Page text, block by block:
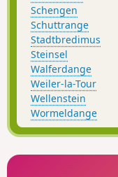
Schengen
Schuttrange
Stadtbredimus
Steinsel
Walferdange
Weiler-la-Tour
Wellenstein
Wormeldange